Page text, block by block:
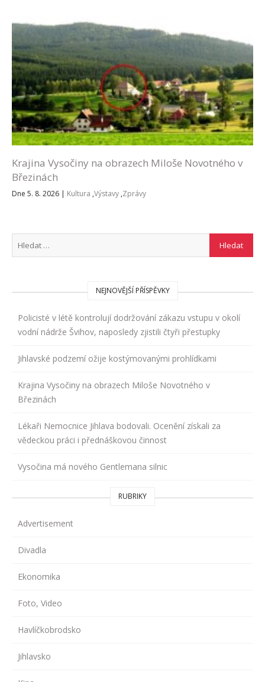
Krajina Vysočiny na obrazech Miloše Novotného v
Březinách
Dne 5. 8. 2026 | Kultura ,Výstavy ,Zprávy
NEJNOVĚJŠÍ PŘÍSPĚVKY
Policisté v létě kontrolují dodržování zákazu vstupu v okolí
vodní nádrže Švihov, naposledy zjistili čtyři přestupky
Jihlavské podzemí ožije kostýmovanými prohlídkami
Krajina Vysočiny na obrazech Miloše Novotného v
Březinách
Lékaři Nemocnice Jihlava bodovali. Ocenění získali za
vědeckou práci i přednáškovou činnost
Vysočina má nového Gentlemana silnic
RUBRIKY
Advertisement
Divadla
Ekonomika
Foto, Video
Havlíčkobrodsko
Jihlavsko